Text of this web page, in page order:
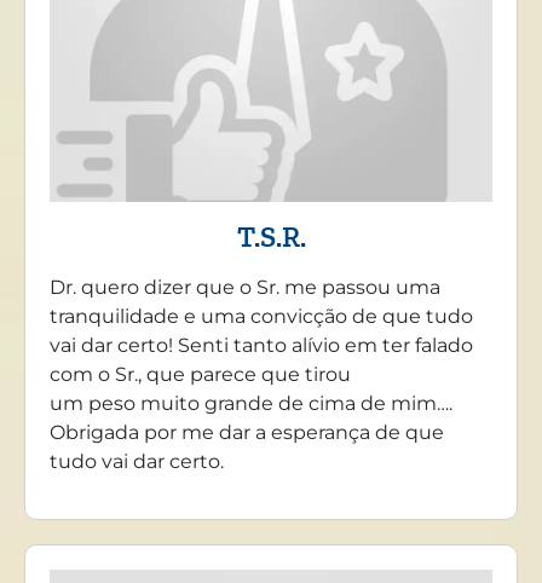
T.S.R.
Dr. quero dizer que o Sr. me passou uma
tranquilidade e uma convicção de que tudo
vai dar certo! Senti tanto alívio em ter falado
com o Sr., que parece que tirou
um peso muito grande de cima de mim….
Obrigada por me dar a esperança de que
tudo vai dar certo.